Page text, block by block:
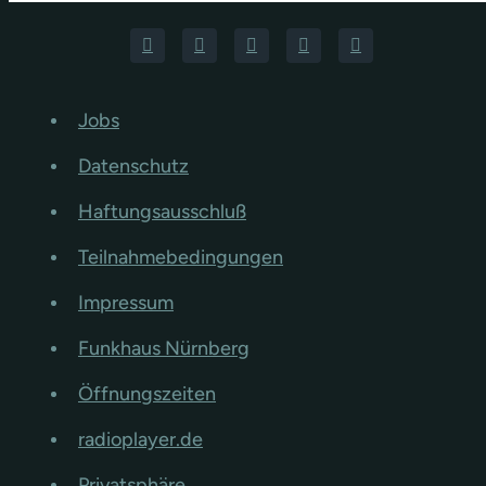
Jobs
Datenschutz
Haftungsausschluß
Teilnahmebedingungen
Impressum
Funkhaus Nürnberg
Öffnungszeiten
radioplayer.de